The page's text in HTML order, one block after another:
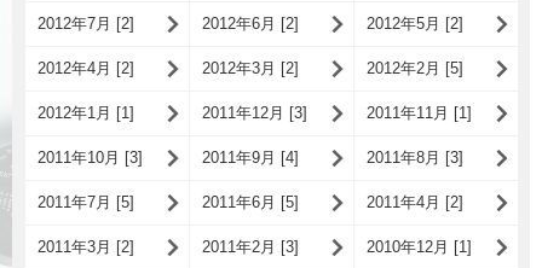
2012年7月 [2] 2012年6月 [2] 2012年5月 [2]
2012年4月 [2] 2012年3月 [2] 2012年2月 [5]
2012年1月 [1] 2011年12月 [3] 2011年11月 [1]
2011年10月 [3] 2011年9月 [4] 2011年8月 [3]
2011年7月 [5] 2011年6月 [5] 2011年4月 [2]
2011年3月 [2] 2011年2月 [3] 2010年12月 [1]